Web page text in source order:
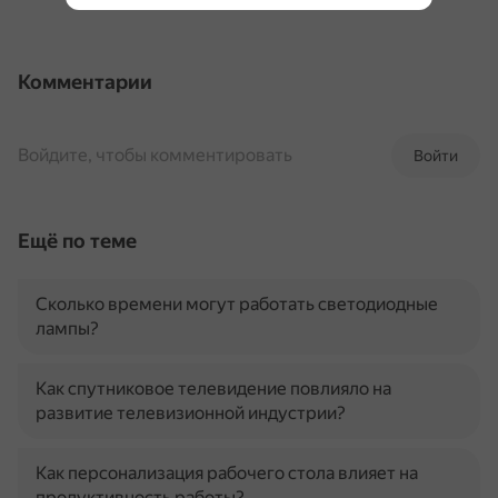
Комментарии
Войти
Войдите, чтобы комментировать
Ещё по теме
Сколько времени могут работать светодиодные
лампы?
Как спутниковое телевидение повлияло на
развитие телевизионной индустрии?
Как персонализация рабочего стола влияет на